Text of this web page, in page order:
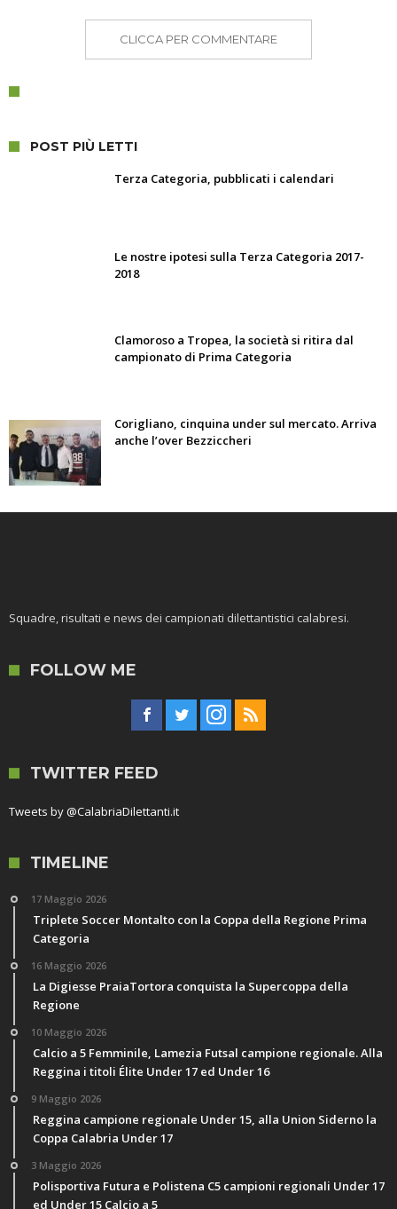
CLICCA PER COMMENTARE
POST PIÙ LETTI
Terza Categoria, pubblicati i calendari
Le nostre ipotesi sulla Terza Categoria 2017-
2018
Clamoroso a Tropea, la società si ritira dal
campionato di Prima Categoria
Corigliano, cinquina under sul mercato. Arriva
anche l’over Bezziccheri
Squadre, risultati e news dei campionati dilettantistici calabresi.
FOLLOW ME
TWITTER FEED
Tweets by @CalabriaDilettanti.it
TIMELINE
17 Maggio 2026
Triplete Soccer Montalto con la Coppa della Regione Prima
Categoria
16 Maggio 2026
La Digiesse PraiaTortora conquista la Supercoppa della
Regione
10 Maggio 2026
Calcio a 5 Femminile, Lamezia Futsal campione regionale. Alla
Reggina i titoli Élite Under 17 ed Under 16
9 Maggio 2026
Reggina campione regionale Under 15, alla Union Siderno la
Coppa Calabria Under 17
3 Maggio 2026
Polisportiva Futura e Polistena C5 campioni regionali Under 17
ed Under 15 Calcio a 5